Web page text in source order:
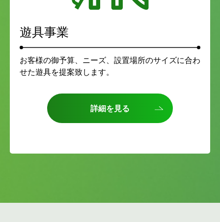
遊具事業
お客様の御予算、ニーズ、設置場所のサイズに合わ
せた遊具を提案致します。
詳細を見る